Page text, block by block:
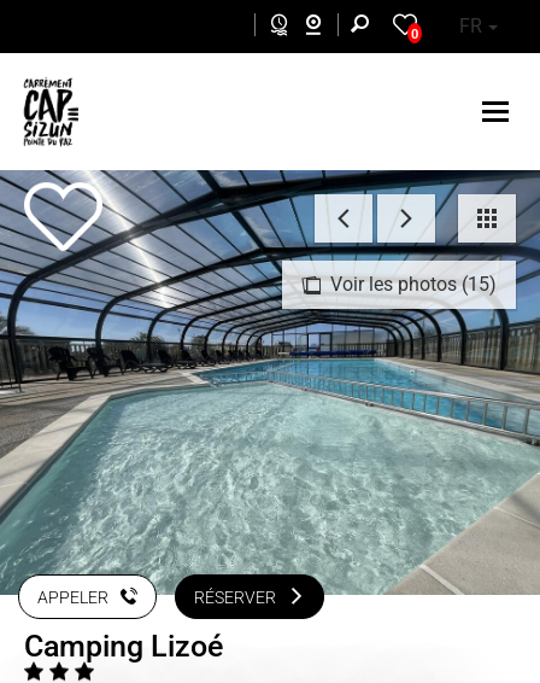
0 FR
Voir les photos (15)
APPELER RÉSERVER
Camping Lizoé